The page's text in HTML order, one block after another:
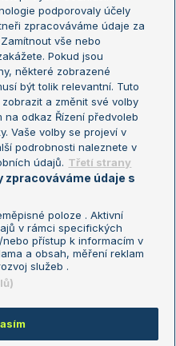
Open
mistrů
mistryň
soukromí
o zpracování osobních
Využíváme zpravodajství ČTK.
podporovaly účely
zpracováváme údaje za
vše nebo
Pokud jsou
některé zobrazené
být tolik relevantní. Tuto
a změnit své volby
odkaz Řízení předvoleb
Vaše volby se projeví v
podrobnosti naleznete v
údajů. Třetí strany
zpracováváme údaje s
poloze . Aktivní
v rámci specifických
přístup k informacím v
a obsah, měření reklam
služeb .